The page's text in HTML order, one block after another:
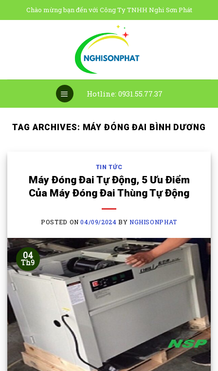
to
Chào mừng bạn đến với Công Ty TNHH Nghi Sơn Phát
Hotline: 0931.55.77.37
TAG ARCHIVES: MÁY ĐÓNG ĐAI BÌNH DƯƠNG
TIN TỨC
Máy Đóng Đai Tự Động, 5 Ưu Điểm
Của Máy Đóng Đai Thùng Tự Động
POSTED ON04/09/2024 BYNGHISONPHAT
04
Th9